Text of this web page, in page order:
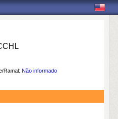
Ramal: Não informado